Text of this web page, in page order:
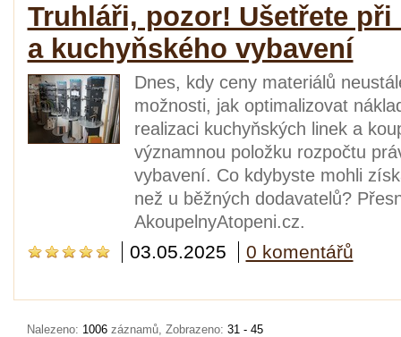
Truhláři, pozor! Ušetřete
a kuchyňského vybavení
Dnes, kdy ceny materiálů
možnosti, jak optimalizovat
realizaci kuchyňských linek a
významnou položku rozpočtu
vybavení. Co kdybyste mohli
než u běžných dodavatelů?
AkoupelnyAtopeni.cz.
03.05.2025 0 komentářů
Nalezeno: 1006 záznamů, Zobrazeno: 31 - 45